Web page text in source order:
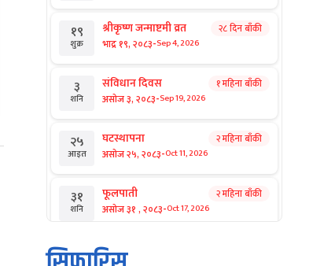
१९
शुक्र
श्रीकृष्ण जन्माष्टमी व्रत
भाद्र १९, २०८३-Sep 4, 2026
२८ दिन बाँकी
३
शनि
संविधान दिवस
असोज ३, २०८३-Sep 19, 2026
१ महिना बाँकी
२५
आइत
घटस्थापना
असोज २५, २०८३-Oct 11, 2026
२ महिना बाँकी
३१
शनि
फूलपाती
असोज ३१ , २०८३-Oct 17, 2026
२ महिना बाँकी
१ कार्तिक सङ्क्रान्ति